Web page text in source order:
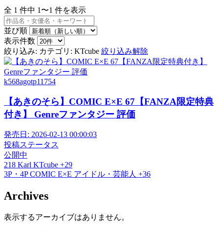
全 1 件中 1〜1 件を表示
並び順
表示件数
絞り込み: カテゴリ: KTcube 絞り込み解除
k568agotp11754
【あきのそら】COMIC E×E 67【FANZA限定特典
付き】 Genreファンタジー 評価
発売日: 2026-02-13 00:00:03
投稿ステータス
公開中
218 Karl KTcube +29
3P・4PCOMIC E×E アイドル・芸能人 +36
Archives
表示するアーカイブはありません。